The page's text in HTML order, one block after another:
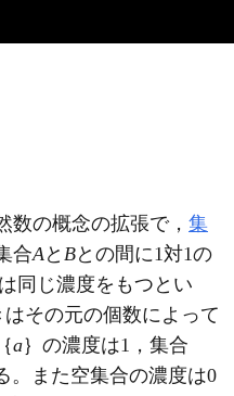
数の概念の拡張で， 集
合Aと Bとの間に1対1の
同じ濃度をもつとい
その元の個数によって
a｝の濃度は1，集合
。また空集合の濃度は0